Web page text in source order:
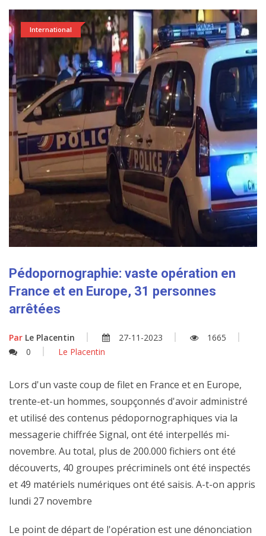
International
Pédopornographie: vaste opération en
France et en Europe, 31 personnes
arrêtées
Par Le Placentin 27-11-2023
1665
0
Le Placentin
Lors d'un vaste coup de filet en France et en Europe,
trente-et-un hommes, soupçonnés d'avoir administré
et utilisé des contenus pédopornographiques via la
messagerie chiffrée Signal, ont été interpellés mi-
novembre. Au total, plus de 200.000 fichiers ont été
découverts, 40 groupes précriminels ont été inspectés
et 49 matériels numériques ont été saisis. A-t-on appris
lundi 27 novembre
Le point de départ de l'opération est une dénonciation